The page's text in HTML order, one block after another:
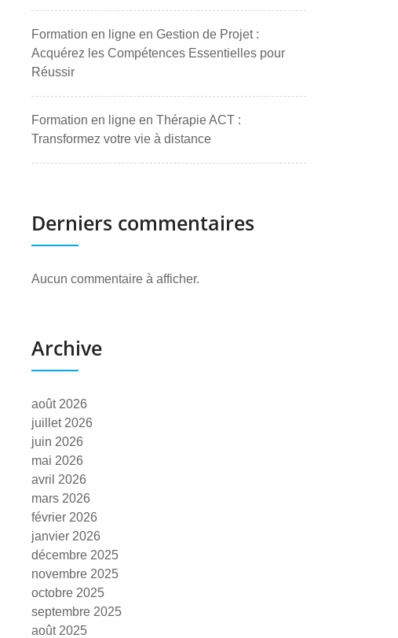
Formation en ligne en Gestion de Projet :
Acquérez les Compétences Essentielles pour
Réussir
Formation en ligne en Thérapie ACT :
Transformez votre vie à distance
Derniers commentaires
Aucun commentaire à afficher.
Archive
août 2026
juillet 2026
juin 2026
mai 2026
avril 2026
mars 2026
février 2026
janvier 2026
décembre 2025
novembre 2025
octobre 2025
septembre 2025
août 2025